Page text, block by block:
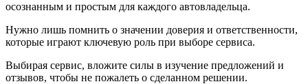
осознанным и простым для каждого автовладельца.
Нужно лишь помнить о значении доверия и ответственности,
которые играют ключевую роль при выборе сервиса.
Выбирая сервис, вложите силы в изучение предложений и
отзывов, чтобы не пожалеть о сделанном решении.